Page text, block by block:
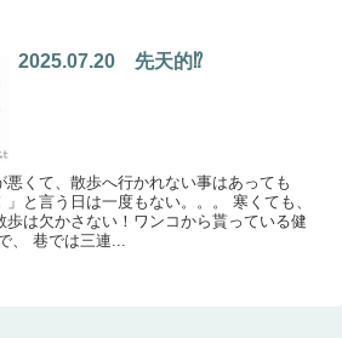
2025.07.20 先天的⁉︎
くて、散歩へ行かれない事はあっても
」と言う日は一度もない。。。 寒くても、
は欠かさない！ワンコから貰っている健
、 巷では三連...